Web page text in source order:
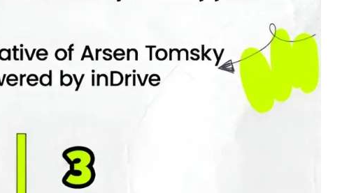
алмасу мен
University
Африка,
U Орталық